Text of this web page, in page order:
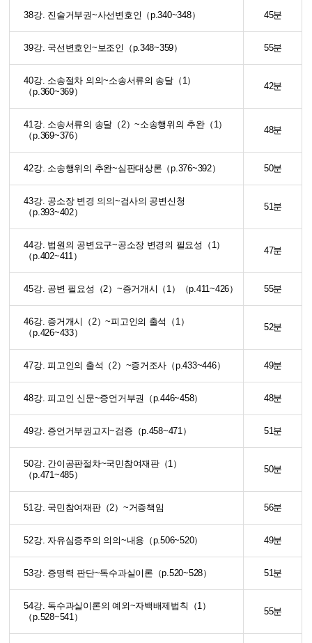
38강. 진술거부권~사선변호인（p.340~348） 45분
39강. 국선변호인~보조인（p.348~359） 55분
40강. 소송절차 의의~소송서류의 송달（1）
（p.360~369）
42분
41강. 소송서류의 송달（2）~소송행위의 추완（1）
（p.369~376）
48분
42강. 소송행위의 추완~심판대상론（p.376~392） 50분
43강. 공소장 변경 의의~검사의 공변신청
（p.393~402）
51분
44강. 법원의 공변요구~공소장 변경의 필요성（1）
（p.402~411）
47분
45강. 공변 필요성（2）~증거개시（1）（p.411~426） 55분
46강. 증거개시（2）~피고인의 출석（1）
（p.426~433）
52분
47강. 피고인의 출석（2）~증거조사（p.433~446） 49분
48강. 피고인 신문~증언거부권（p.446~458） 48분
49강. 증언거부권고지~검증（p.458~471） 51분
50강. 간이공판절차~국민참여재판（1）
（p.471~485）
50분
51강. 국민참여재판（2）~거증책임 56분
52강. 자유심증주의 의의~내용（p.506~520） 49분
53강. 증명력 판단~독수과실이론（p.520~528） 51분
54강. 독수과실이론의 예외~자백배제법칙（1）
（p.528~541）
55분